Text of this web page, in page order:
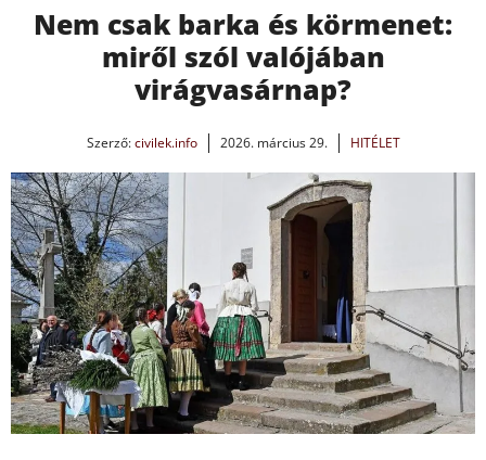
Nem csak barka és körmenet:
miről szól valójában
virágvasárnap?
Szerző:civilek.info 2026. március 29. HITÉLET